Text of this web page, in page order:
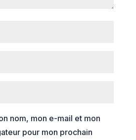
nom, mon e-mail et mon
pour mon prochain